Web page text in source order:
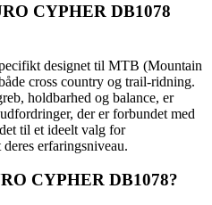
CYPHER DB1078
designet til MTB (Mountain
cross country og trail-ridning.
holdbarhed og balance, er
der er forbundet med
til et ideelt valg for
erfaringsniveau.
CYPHER DB1078?